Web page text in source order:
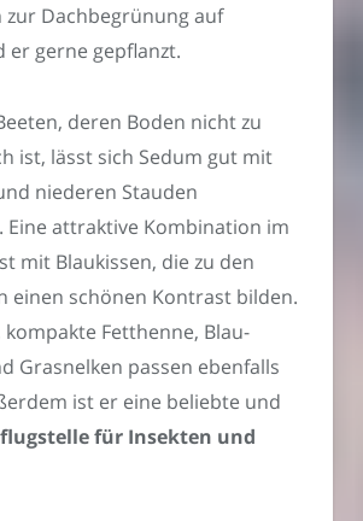
zur Dachbegrünung auf
er gerne gepflanzt.
deren Boden nicht zu
ist, lässt sich Sedum gut mit
niederen Stauden
Eine attraktive Kombination im
mit Blaukissen, die zu den
einen schönen Kontrast bilden.
kompakte Fetthenne, Blau-
Grasnelken passen ebenfalls
ist er eine beliebte und
für Insekten und